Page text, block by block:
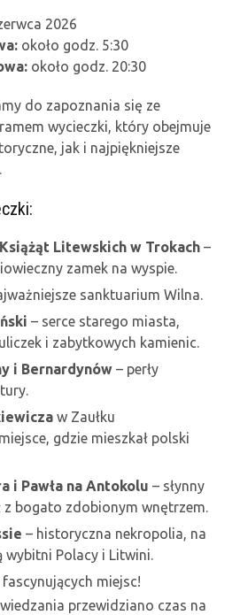
2026
około godz. 5:30
około godz. 20:30
do zapoznania się ze
wycieczki, który obejmuje
jak i najpiękniejsze
Litewskich w Trokach –
zamek na wyspie.
sanktuarium Wilna.
– serce starego miasta,
i zabytkowych kamienic.
i Bernardynów – perły
w Zaułku
gdzie mieszkał polski
i Pawła na Antokolu – słynny
z bogato zdobionym wnętrzem.
– historyczna nekropolia, na
wybitni Polacy i Litwini.
miejsc!
przewidziano czas na